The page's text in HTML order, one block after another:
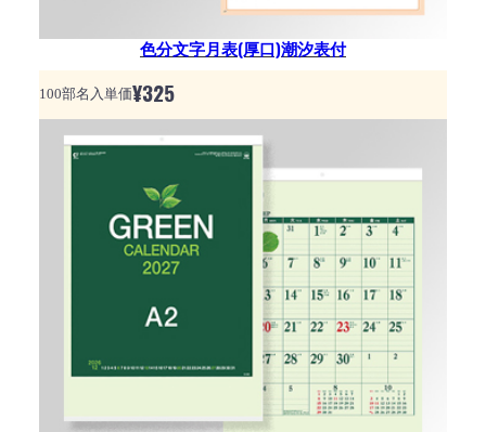
色分文字月表(厚口)潮汐表付
100部名入単価¥325